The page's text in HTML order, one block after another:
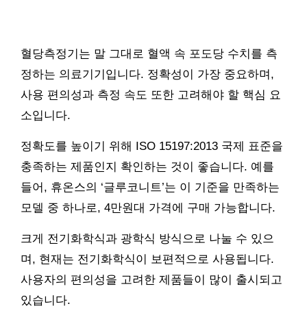
혈당측정기는 말 그대로 혈액 속 포도당 수치를 측
정하는 의료기기입니다. 정확성이 가장 중요하며,
사용 편의성과 측정 속도 또한 고려해야 할 핵심 요
소입니다.
정확도를 높이기 위해 ISO 15197:2013 국제 표준을
충족하는 제품인지 확인하는 것이 좋습니다. 예를
들어, 휴온스의 ‘글루코니트’는 이 기준을 만족하는
모델 중 하나로, 4만원대 가격에 구매 가능합니다.
크게 전기화학식과 광학식 방식으로 나눌 수 있으
며, 현재는 전기화학식이 보편적으로 사용됩니다.
사용자의 편의성을 고려한 제품들이 많이 출시되고
있습니다.